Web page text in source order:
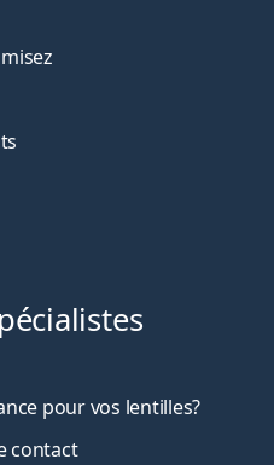
pour vos lentilles?
contact